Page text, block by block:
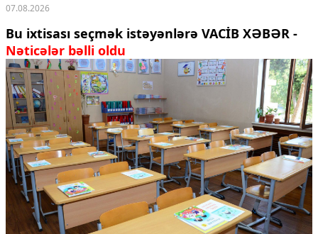
07.08.2026
Bu ixtisası seçmək istəyənlərə VACİB XƏBƏR -
Nəticələr bəlli oldu